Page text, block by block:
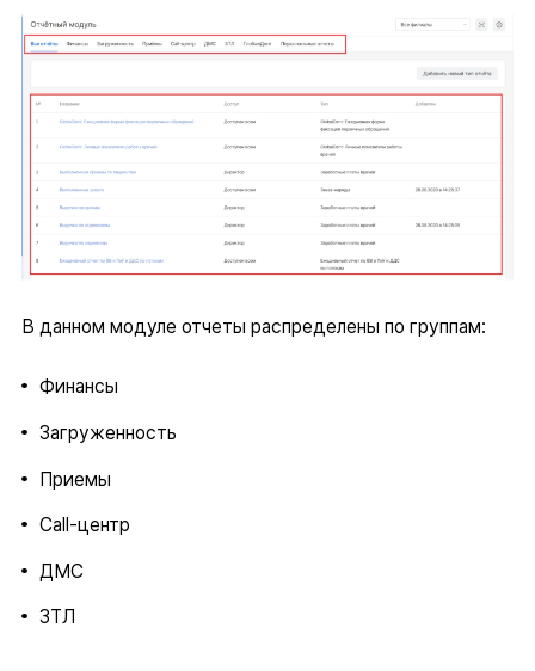
В данном модуле отчеты распределены по группам:
Финансы
Загруженность
Приемы
Call-центр
ДМС
ЗТЛ